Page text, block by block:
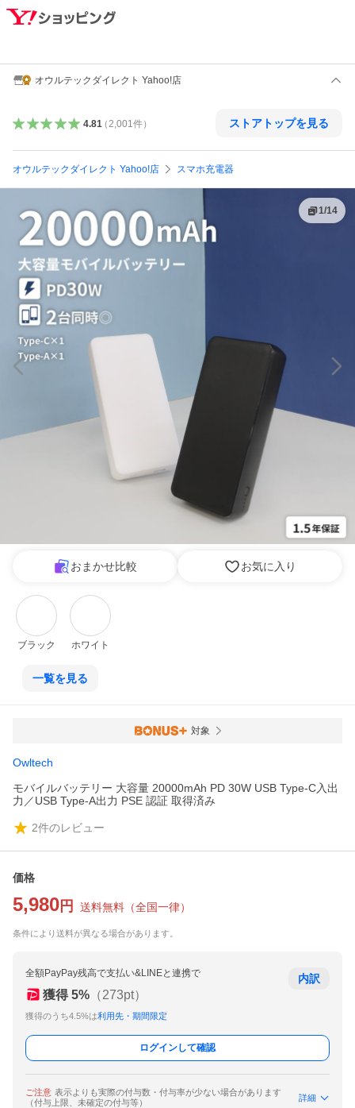
オウルテックダイレクト Yahoo!店
4.81（ 2,001件） ストアトップを見る
オウルテックダイレクト Yahoo!店 スマホ充電器
1/14
おまかせ比較 お気に入り
ブラック ホワイト
一覧を見る
対象
Owltech
モバイルバッテリー 大容量 20000mAh PD 30W USB Type-C入出
力／USB Type-A出力 PSE 認証 取得済み
2件のレビュー
価格
5,980 円 送料無料 （全国一律）
条件により送料が異なる場合があります。
全額PayPay残高で支払い&LINEと連携で
獲得 5% （273pt）
獲得のうち4.5%は利用先・期間限定
内訳
ログインして確認
ご注意 表示よりも実際の付与数・付与率が少ない場合があります
（付与上限、未確定の付与等）
詳細